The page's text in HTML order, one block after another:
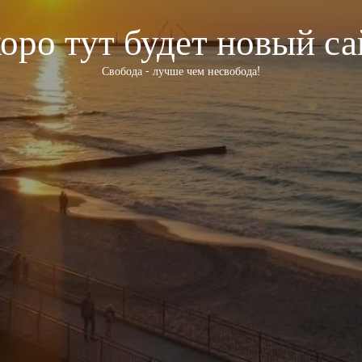
тут будет новый
Свобода - лучше чем несвобода!